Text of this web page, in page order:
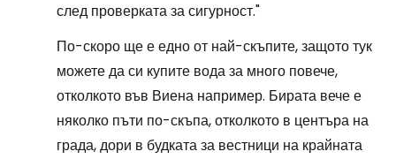
след проверката за сигурност."
По-скоро ще е едно от най-скъпите, защото тук
можете да си купите вода за много повече,
отколкото във Виена например. Бирата вече е
няколко пъти по-скъпа, отколкото в центъра на
града, дори в будката за вестници на крайната